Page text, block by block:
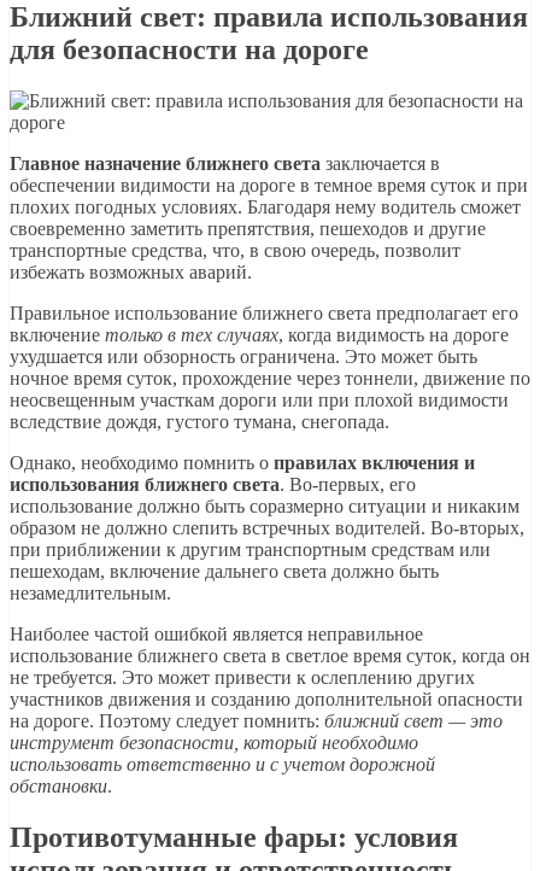
Ближний свет: правила использования
для безопасности на дороге
Главное назначение ближнего света заключается в
обеспечении видимости на дороге в темное время суток и при
плохих погодных условиях. Благодаря нему водитель сможет
своевременно заметить препятствия, пешеходов и другие
транспортные средства, что, в свою очередь, позволит
избежать возможных аварий.
Правильное использование ближнего света предполагает его
включение только в тех случаях, когда видимость на дороге
ухудшается или обзорность ограничена. Это может быть
ночное время суток, прохождение через тоннели, движение по
неосвещенным участкам дороги или при плохой видимости
вследствие дождя, густого тумана, снегопада.
Однако, необходимо помнить о правилах включения и
использования ближнего света. Во-первых, его
использование должно быть соразмерно ситуации и никаким
образом не должно слепить встречных водителей. Во-вторых,
при приближении к другим транспортным средствам или
пешеходам, включение дальнего света должно быть
незамедлительным.
Наиболее частой ошибкой является неправильное
использование ближнего света в светлое время суток, когда он
не требуется. Это может привести к ослеплению других
участников движения и созданию дополнительной опасности
на дороге. Поэтому следует помнить: ближний свет — это
инструмент безопасности, который необходимо
использовать ответственно и с учетом дорожной
обстановки.
Противотуманные фары: условия